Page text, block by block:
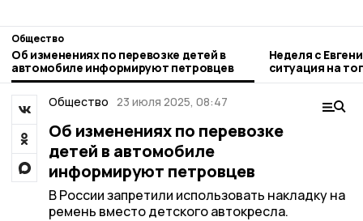
Общество
Об изменениях по перевозке детей в
автомобиле информируют петровцев
Неделя с
ситуация на
городе и
Общество 23 июля 2025, 08:47
Об изменениях по перевозке
детей в автомобиле
информируют петровцев
В России запретили использовать накладку на
ремень вместо детского автокресла.